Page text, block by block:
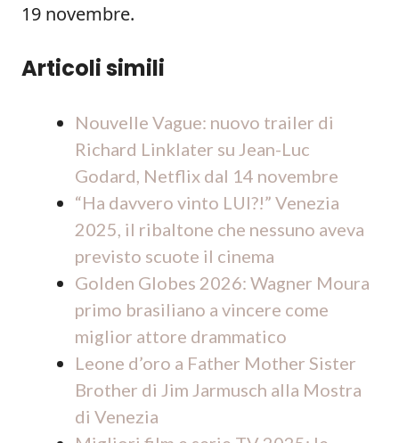
19 novembre.
Articoli simili
Nouvelle Vague: nuovo trailer di
Richard Linklater su Jean-Luc
Godard, Netflix dal 14 novembre
“Ha davvero vinto LUI?!” Venezia
2025, il ribaltone che nessuno aveva
previsto scuote il cinema
Golden Globes 2026: Wagner Moura
primo brasiliano a vincere come
miglior attore drammatico
Leone d’oro a Father Mother Sister
Brother di Jim Jarmusch alla Mostra
di Venezia